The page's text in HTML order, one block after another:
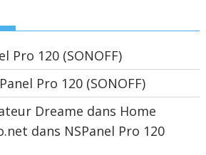
Pro 120 (SONOFF)
Pro 120 (SONOFF)
Dreame dans Home
dans NSPanel Pro 120